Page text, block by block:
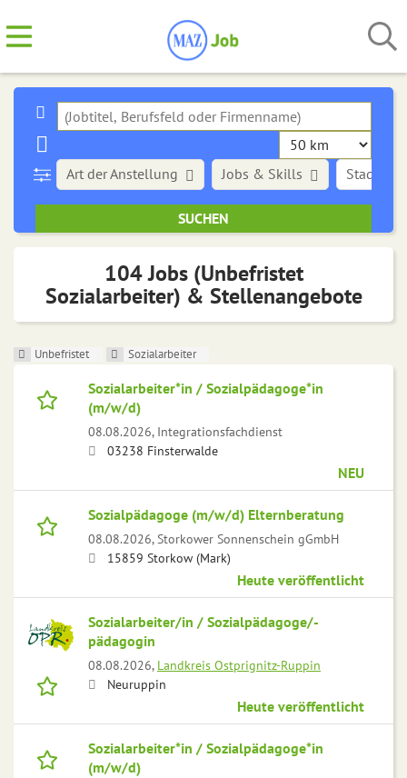
Stadt
Art der Anstellung Jobs & Skills
104 Jobs (Unbefristet
Sozialarbeiter) & Stellenangebote
Unbefristet Sozialarbeiter
Sozialarbeiter*in / Sozialpädagoge*in
(m/w/d)
08.08.2026, Integrationsfachdienst
03238 Finsterwalde
NEU
Sozialpädagoge (m/w/d) Elternberatung
08.08.2026,Storkower Sonnenschein gGmbH
15859 Storkow (Mark)
Heute veröffentlicht
Sozialarbeiter/in / Sozialpädagoge/-
pädagogin
08.08.2026, Landkreis Ostprignitz-Ruppin
Neuruppin
Heute veröffentlicht
Sozialarbeiter*in / Sozialpädagoge*in
(m/w/d)